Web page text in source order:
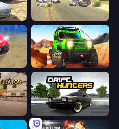
Derby Crash 3
Offroad Life 3D
Ultimate Truck Driving Simulator 2020 Drift Hunters